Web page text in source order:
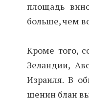
площадь
больше, чем
Кроме того,
Зеландии,
Израиля. В
шенин блан